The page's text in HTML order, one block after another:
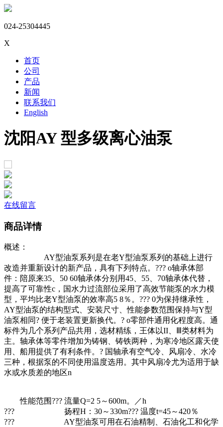
024-25304445
X
首页
公司
产品
新闻
联系我们
English
沈阳AY 型多级离心油泵
在线留言
商品详情
概述：
AY型油泵系列是在老Y型油泵系列的基础上进行
改造并重新设计的新产品，具有下列特点。??? o轴承体部
件：陪原来35、50 60轴承体分别用45、55、70轴承体代替，
提高了可靠性c，国水力过流部位采用了高效节能泵的水力模
型，平均比老Y型油泵的效率高5 8％。??? 0为保持继承性，
AY型油泵的结构型式、安装尺寸、性能参数范围保持与Y型
油泵相同? 便于老装置更新换代。? o零部件通用化程度高。通
标件为几个系列产品共用，选材精练，王体以II、Ⅲ类材料为
主。轴承体等零件增加为铸钢、铸铁两种，为寒冷地区露天使
用、船用提供了有利条件。? 国轴承有空气冷、风扇冷、水冷
三种，根据泵的不同使用温度选用。其中风扇冷尤为适用于缺
水或水质差的地区n
性能范围??? 流量Q=2 5～600m。／h
??? 扬程H：30～330m??? 温度t=45～420％
??? AY型油泵可用在石油精制、石油化工和化学